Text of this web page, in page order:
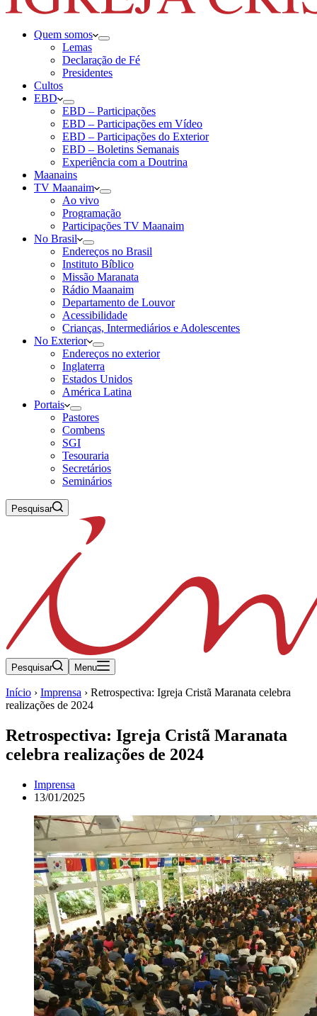
Quem somos
Lemas
Declaração de Fé
Presidentes
Cultos
EBD
EBD – Participações
EBD – Participações em Vídeo
EBD – Participações do Exterior
EBD – Boletins Semanais
Experiência com a Doutrina
Maanains
TV Maanaim
Ao vivo
Programação
Participações TV Maanaim
No Brasil
Endereços no Brasil
Instituto Bíblico
Missão Maranata
Rádio Maanaim
Departamento de Louvor
Acessibilidade
Crianças, Intermediários e Adolescentes
No Exterior
Endereços no exterior
Inglaterra
Estados Unidos
América Latina
Portais
Pastores
Combens
SGI
Tesouraria
Secretários
Seminários
Pesquisar
Pesquisar Menu
Início › Imprensa › Retrospectiva: Igreja Cristã Maranata celebra
realizações de 2024
Retrospectiva: Igreja Cristã Maranata
celebra realizações de 2024
Imprensa
13/01/2025